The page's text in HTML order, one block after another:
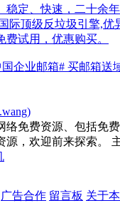
稳定、快速，二十余
际顶级反垃圾引擎,优
试用，优惠购买。
国企业邮箱# 买邮箱送
络免费资源、包括免费
源，欢迎前来探索。
广告合作 留言板 关于